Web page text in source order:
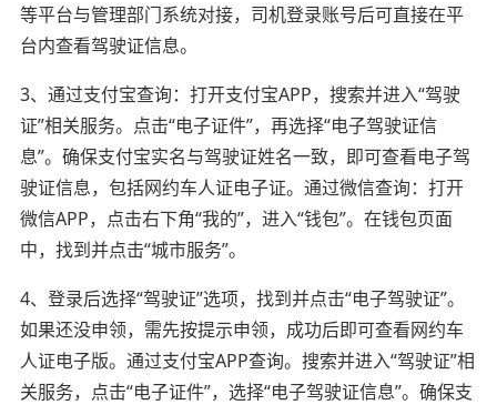
等平台与管理部门系统对接，司机登录账号后可直接在平
台内查看驾驶证信息。
3、通过支付宝查询：打开支付宝APP，搜索并进入“驾驶
证”相关服务。点击“电子证件”，再选择“电子驾驶证信
息”。确保支付宝实名与驾驶证姓名一致，即可查看电子驾
驶证信息，包括网约车人证电子证。通过微信查询：打开
微信APP，点击右下角“我的”，进入“钱包”。在钱包页面
中，找到并点击“城市服务”。
4、登录后选择“驾驶证”选项，找到并点击“电子驾驶证”。
如果还没申领，需先按提示申领，成功后即可查看网约车
人证电子版。通过支付宝APP查询。搜索并进入“驾驶证”相
关服务，点击“电子证件”，选择“电子驾驶证信息”。确保支